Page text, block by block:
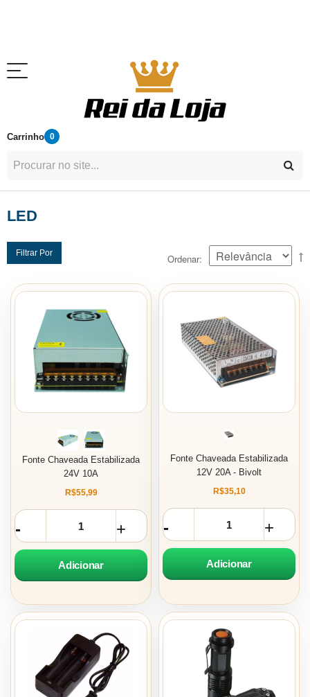
Carrinho 0
LED
Filtrar Por Ordenar
Fonte Chaveada Estabilizada
24V 10A
R$55,99
Adicionar
Fonte Chaveada Estabilizada
12V 20A - Bivolt
R$35,10
Adicionar